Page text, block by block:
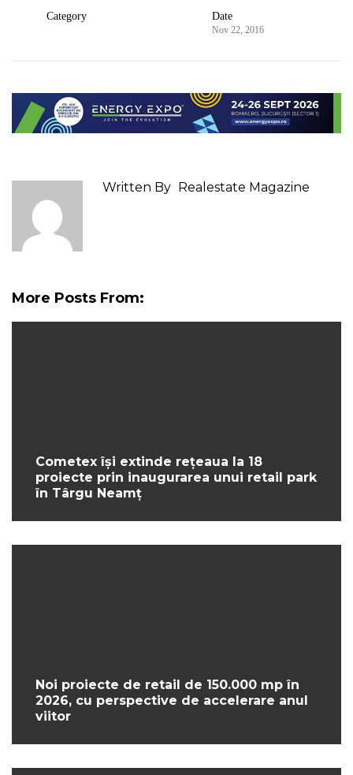
Category Date
Nov 22, 2016
Written By Realestate Magazine
More Posts From:
Cometex își extinde rețeaua la 18
proiecte prin inaugurarea unui retail park
în Târgu Neamț
Noi proiecte de retail de 150.000 mp în
2026, cu perspective de accelerare anul
viitor